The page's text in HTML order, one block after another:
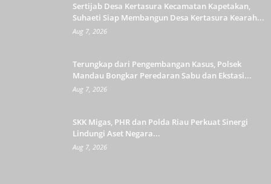
Sertijab Desa Kertasura Kecamatan Kapetakan,
Suhaeti Siap Membangun Desa Kertasura Kearah...
Aug 7, 2026
Terungkap dari Pengembangan Kasus, Polsek
Mandau Bongkar Peredaran Sabu dan Ekstasi...
Aug 7, 2026
SKK Migas, PHR dan Polda Riau Perkuat Sinergi
Lindungi Aset Negara...
Aug 7, 2026